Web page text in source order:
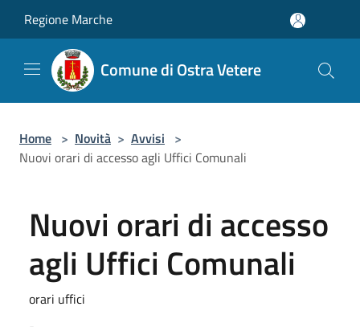
Regione Marche
Comune di Ostra Vetere
Home > Novità > Avvisi >
Nuovi orari di accesso agli Uffici Comunali
Nuovi orari di accesso
agli Uffici Comunali
orari uffici